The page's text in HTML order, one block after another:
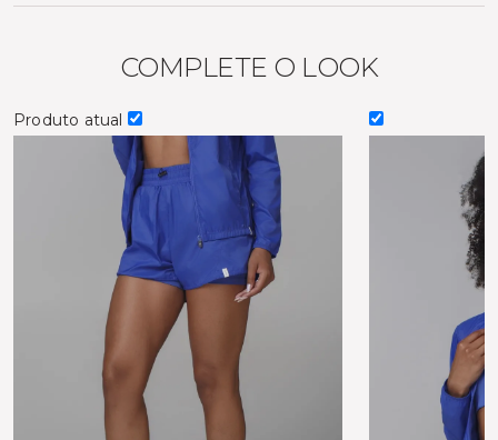
COMPLETE O LOOK
Produto atual